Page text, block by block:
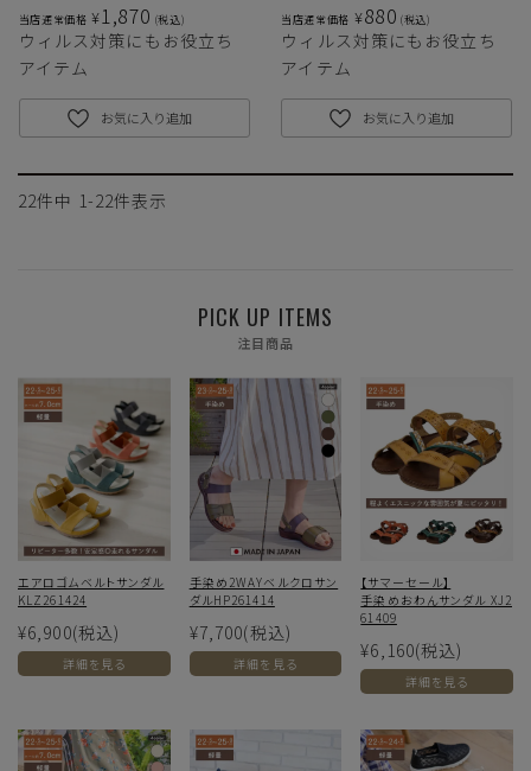
当店通常価格 ¥1,870 税込
ウィルス対策にもお役立ち
アイテム
お気に入り追加
当店通常価格 ¥880 税込
ウィルス対策にもお役立ち
アイテム
お気に入り追加
22件中 1-22件表示
PICK UP ITEMS
注目商品
エアロゴムベルトサンダル
KLZ261424
¥6,900(税込)
詳細を見る
手染め2WAYベルクロサン
ダルHP261414
¥7,700(税込)
詳細を見る
【サマーセール】
手染めおわんサンダル XJ2
61409
¥6,160(税込)
詳細を見る